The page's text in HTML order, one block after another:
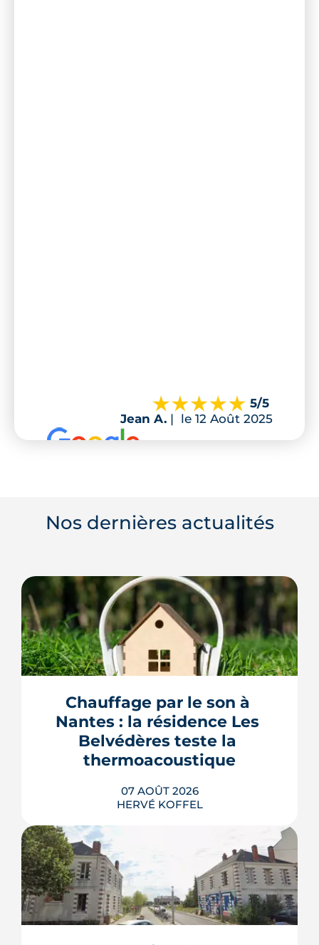
5/5
Jean A. | le 12 Août 2025
Nos dernières actualités
Chauffage par le son à
Nantes : la résidence Les
Belvédères teste la
thermoacoustique
07 AOÛT 2026
HERVÉ KOFFEL
Une start-up nantaise fait produire de
l'eau chaude « par le son » à un
immeuble social de Bellevue-